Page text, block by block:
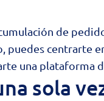
de
puedes centrarte
una
sola